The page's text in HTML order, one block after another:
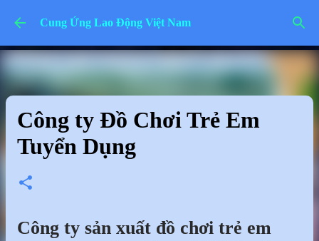
Chuyển đến nội dung chính
Cung Ứng Lao Động Việt Nam
Công ty Đồ Chơi Trẻ Em
Tuyển Dụng
Công ty sản xuất đồ chơi trẻ em